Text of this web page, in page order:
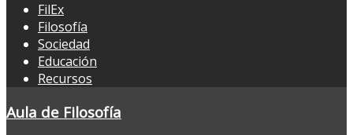
FilEx
Filosofía
Sociedad
Educación
Recursos
Aula de Filosofía